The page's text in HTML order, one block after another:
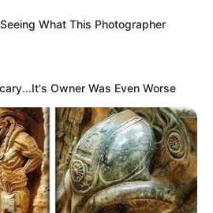
What This Photographer
Owner Was Even Worse